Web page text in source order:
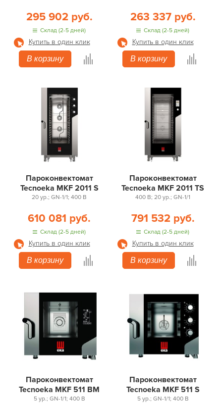
295 902 руб.
Склад (2-5 дней)
Купить в один клик
В корзину
263 337 руб.
Склад (2-5 дней)
Купить в один клик
В корзину
Пароконвектомат
Tecnoeka MKF 2011 S
20 ур.; GN-1/1; 400 В
610 081 руб.
Склад (2-5 дней)
Купить в один клик
В корзину
Пароконвектомат
Tecnoeka MKF 2011 TS
400 В; 20 ур.; GN-1/1
791 532 руб.
Склад (2-5 дней)
Купить в один клик
В корзину
Пароконвектомат
Tecnoeka MKF 511 BM
5 ур.; GN-1/1; 400 В
Пароконвектомат
Tecnoeka MKF 511 S
5 ур.; GN-1/1; 400 В